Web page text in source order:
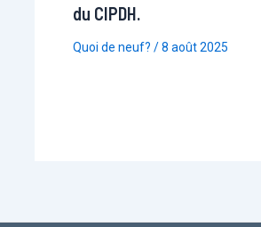
du CIPDH.
Quoi de neuf? /8 août 2025